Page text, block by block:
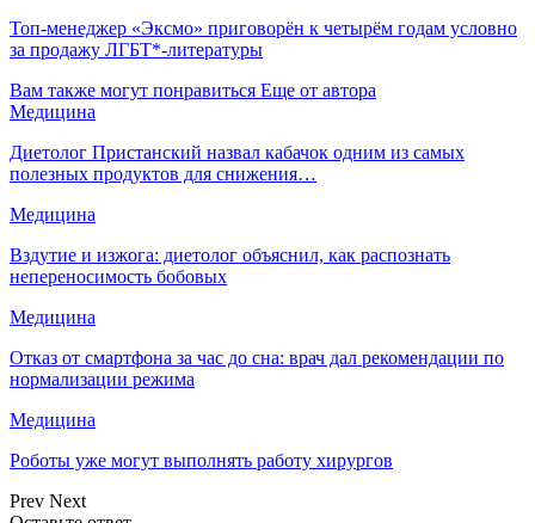
Топ-менеджер «Эксмо» приговорён к четырём годам условно
за продажу ЛГБТ*-литературы
Вам также могут понравиться Еще от автора
Медицина
Диетолог Пристанский назвал кабачок одним из самых
полезных продуктов для снижения…
Медицина
Вздутие и изжога: диетолог объяснил, как распознать
непереносимость бобовых
Медицина
Отказ от смартфона за час до сна: врач дал рекомендации по
нормализации режима
Медицина
Роботы уже могут выполнять работу хирургов
Prev Next